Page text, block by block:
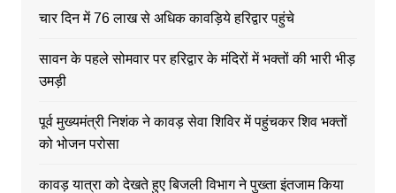
चार दिन में 76 लाख से अधिक कावड़िये हरिद्वार पहुंचे
सावन के पहले सोमवार पर हरिद्वार के मंदिरों में भक्तों की भारी भीड़
उमड़ी
पूर्व मुख्यमंत्री निशंक ने कावड़ सेवा शिविर में पहुंचकर शिव भक्तों
को भोजन परोसा
कावड़ यात्रा को देखते हुए बिजली विभाग ने पुख्ता इंतजाम किया